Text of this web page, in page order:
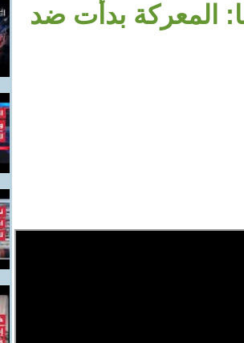
المعركة بدأت ضد